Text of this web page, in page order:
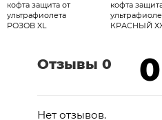
кофта защита от
ультрафиолета
РОЗОВ XL
кофта
КРАСНЫЙ
Отзывы 0 0
Нет отзывов.